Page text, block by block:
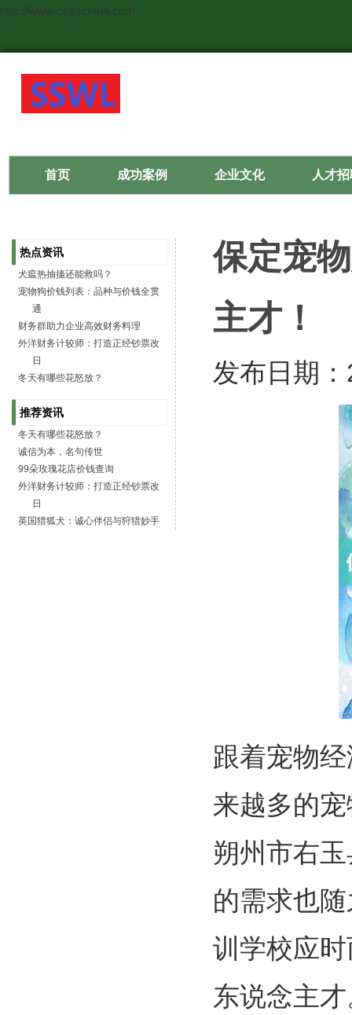
http://www.csyschina.com
首页 成功案例 企业文化 人才
保定宠
主才！
发布日期
跟着宠物
来越多的
朔州市右
的需求也
训学校应
东说念主
热点资讯
犬瘟热抽搐还能救吗？
宠物狗价钱列表：品种与价钱全贯
通
财务群助力企业高效财务料理
外洋财务计较师：打造正经钞票改
日
冬天有哪些花怒放？
推荐资讯
冬天有哪些花怒放？
诚信为本，名句传世
99朵玫瑰花店价钱查询
外洋财务计较师：打造正经钞票改
日
英国猎狐犬：诚心伴侣与狩猎妙手